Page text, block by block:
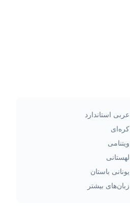
عربی استاندارد
کره‌ای
ویتنامی
لهستانی
یونانی باستان
زبان‌های بیشتر